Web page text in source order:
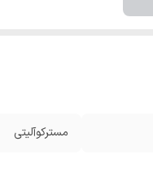
مسترکوآلیتی